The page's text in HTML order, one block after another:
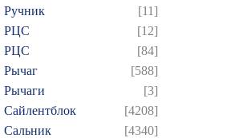
Ручник
[11]
РЦC
[12]
РЦС
[84]
Рычаг
[588]
Рычаги
[3]
Сайлентблок
[4208]
Сальник
[4340]